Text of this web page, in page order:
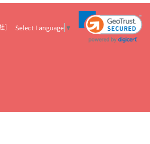
お見舞いのマナーとル
いコラム お祝い花のマナー総まとめ
職
祝い花の正解は？
開店祝いの花 選び方ガイ
ト×専門家
CO2排出量削減 / SDGsを考える
] Select Language ▼